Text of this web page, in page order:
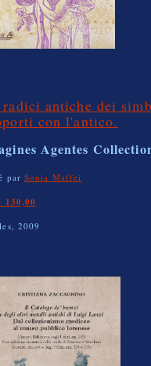
antiche dei
con l'antico.
Agentes
par Sonia Maffei
130,00
2009